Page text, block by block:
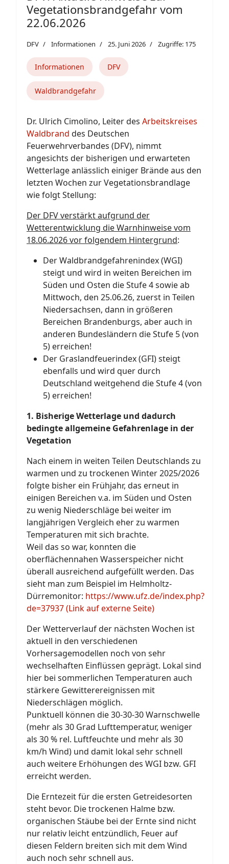
Vegetationsbrandgefahr vom
22.06.2026
DFV Informationen 25. Juni 2026 Zugriffe: 175
Informationen DFV
Waldbrandgefahr
Dr. Ulrich Cimolino, Leiter des Arbeitskreises
Waldbrand des Deutschen
Feuerwehrverbandes (DFV), nimmt
angesichts der bisherigen und erwarteten
Wetterlage anlässlich einiger Brände aus den
letzten Wochen zur Vegetationsbrandlage
wie folgt Stellung:
Der DFV verstärkt aufgrund der
Wetterentwicklung die Warnhinweise vom
18.06.2026 vor folgendem Hintergrund:
Der Waldbrandgefahrenindex (WGI)
steigt und wird in weiten Bereichen im
Süden und Osten die Stufe 4 sowie ab
Mittwoch, den 25.06.26, zuerst in Teilen
Niedersachsen, dann in größeren
Bereichen Brandenburgs, aber auch in
anderen Bundesländern die Stufe 5 (von
5) erreichen!
Der Graslandfeuerindex (GFI) steigt
ebenfalls und wird quer durch
Deutschland weitgehend die Stufe 4 (von
5) erreichen!
1. Bisherige Wetterlage und dadurch
bedingte allgemeine Gefahrenlage in der
Vegetation
Nach einem in weiten Teilen Deutschlands zu
warmen und zu trockenen Winter 2025/2026
folgte bisher ein Frühjahr, das erneut in
einigen Bereichen v.a. im Süden und Osten
zu wenig Niederschläge bei weiter im
langjährigen Vergleich eher zu warmen
Temperaturen mit sich brachte.
Weil das so war, konnten die
oberflächennahen Wasserspeicher nicht
überall ausreichend aufgefüllt werden. Das
sieht man zum Beispiel im Helmholtz-
Dürremonitor: https://www.ufz.de/index.php?
de=37937 (Link auf externe Seite)
Der Wetterverlauf der nächsten Wochen ist
aktuell in den verschiedenen
Vorhersagemodellen noch von sehr
wechselhaften Einflüssen geprägt. Lokal sind
hier bei sommerlichen Temperaturen auch
stärkere Gewitterereignissen mit
Niederschlägen möglich.
Punktuell können die 30-30-30 Warnschwelle
(mehr als 30 Grad Lufttemperatur, weniger
als 30 % rel. Luftfeuchte und mehr als 30
km/h Wind) und damit lokal sehr schnell
auch weitere Erhöhungen des WGI bzw. GFI
erreicht werden.
Die Erntezeit für die ersten Getreidesorten
steht bevor. Die trockenen Halme bzw.
organischen Stäube bei der Ernte sind nicht
nur relativ leicht entzündlich, Feuer auf
diesen Feldern breiten sich mit dem Wind
auch noch sehr schnell aus.